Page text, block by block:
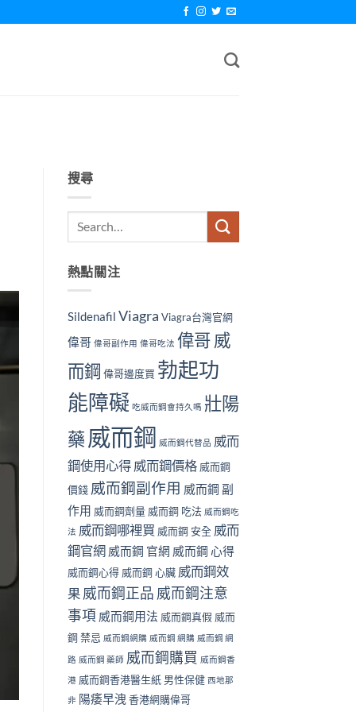
搜尋
熱點關注
Sildenafil Viagra Viagra台灣官網
偉哥 偉哥副作用 偉哥吃法 偉哥 威
而鋼 偉哥邊度買 勃起功
能障礙 吃威而鋼會持久嗎 壯陽
藥 威而鋼 威而鋼代替品 威而
鋼使用心得 威而鋼價格 威而鋼
價錢 威而鋼副作用 威而鋼 副
作用 威而鋼劑量 威而鋼 吃法 威而鋼吃
法 威而鋼哪裡買 威而鋼 安全 威而
鋼官網 威而鋼 官網 威而鋼 心得
威而鋼心得 威而鋼 心臟 威而鋼效
果 威而鋼正品 威而鋼注意
事項 威而鋼用法 威而鋼真假 威而
鋼 禁忌 威而鋼網購 威而鋼 網購 威而鋼 網
路 威而鋼 藥師 威而鋼購買 威而鋼香
港 威而鋼香港醫生紙 男性保健 西地那
非 陽痿早洩 香港網購偉哥